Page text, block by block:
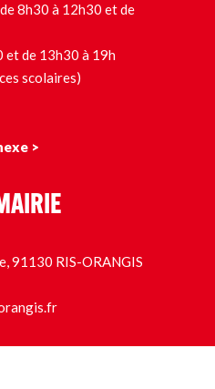
8h30 à 12h30 et de
et de 13h30 à 19h
scolaires)
>
91130 RIS-ORANGIS